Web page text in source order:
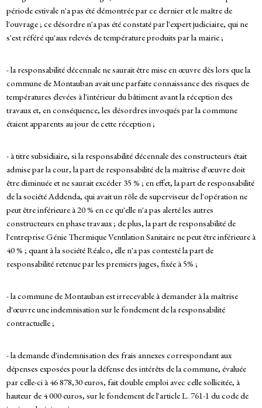
période estivale n'a pas été démontrée par ce dernier et le maître de
l'ouvrage ; ce désordre n'a pas été constaté par l'expert judiciaire, qui ne
s'est référé qu'aux relevés de température produits par la mairie ;
- la responsabilité décennale ne saurait être mise en œuvre dès lors que la
commune de Montauban avait une parfaite connaissance des risques de
températures élevées à l'intérieur du bâtiment avant la réception des
travaux et, en conséquence, les désordres invoqués par la commune
étaient apparents au jour de cette réception ;
- à titre subsidiaire, si la responsabilité décennale des constructeurs était
admise par la cour, la part de responsabilité de la maîtrise d'œuvre doit
être diminuée et ne saurait excéder 35 % ; en effet, la part de responsabilité
de la société Addenda, qui avait un rôle de superviseur de l'opération ne
peut être inférieure à 20 % en ce qu'elle n'a pas alerté les autres
constructeurs en phase travaux ; de plus, la part de responsabilité de
l'entreprise Génie Thermique Ventilation Sanitaire ne peut être inférieure à
40 % ; quant à la société Réalco, elle n'a pas contesté la part de
responsabilité retenue par les premiers juges, fixée à 5% ;
- la commune de Montauban est irrecevable à demander à la maîtrise
d'œuvre une indemnisation sur le fondement de la responsabilité
contractuelle ;
- la demande d'indemnisation des frais annexes correspondant aux
dépenses exposées pour la défense des intérêts de la commune, évaluée
par celle-ci à 46 878,30 euros, fait double emploi avec celle sollicitée, à
hauteur de 4 000 euros, sur le fondement de l'article L. 761-1 du code de